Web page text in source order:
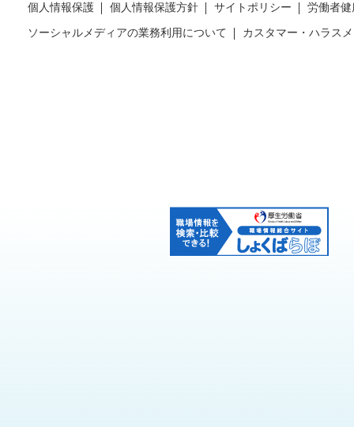
個人情報保護
個人情報保護方針 サイトポリシー
労働者
ソーシャルメディアの業務利用について
カスタマー・ハラス